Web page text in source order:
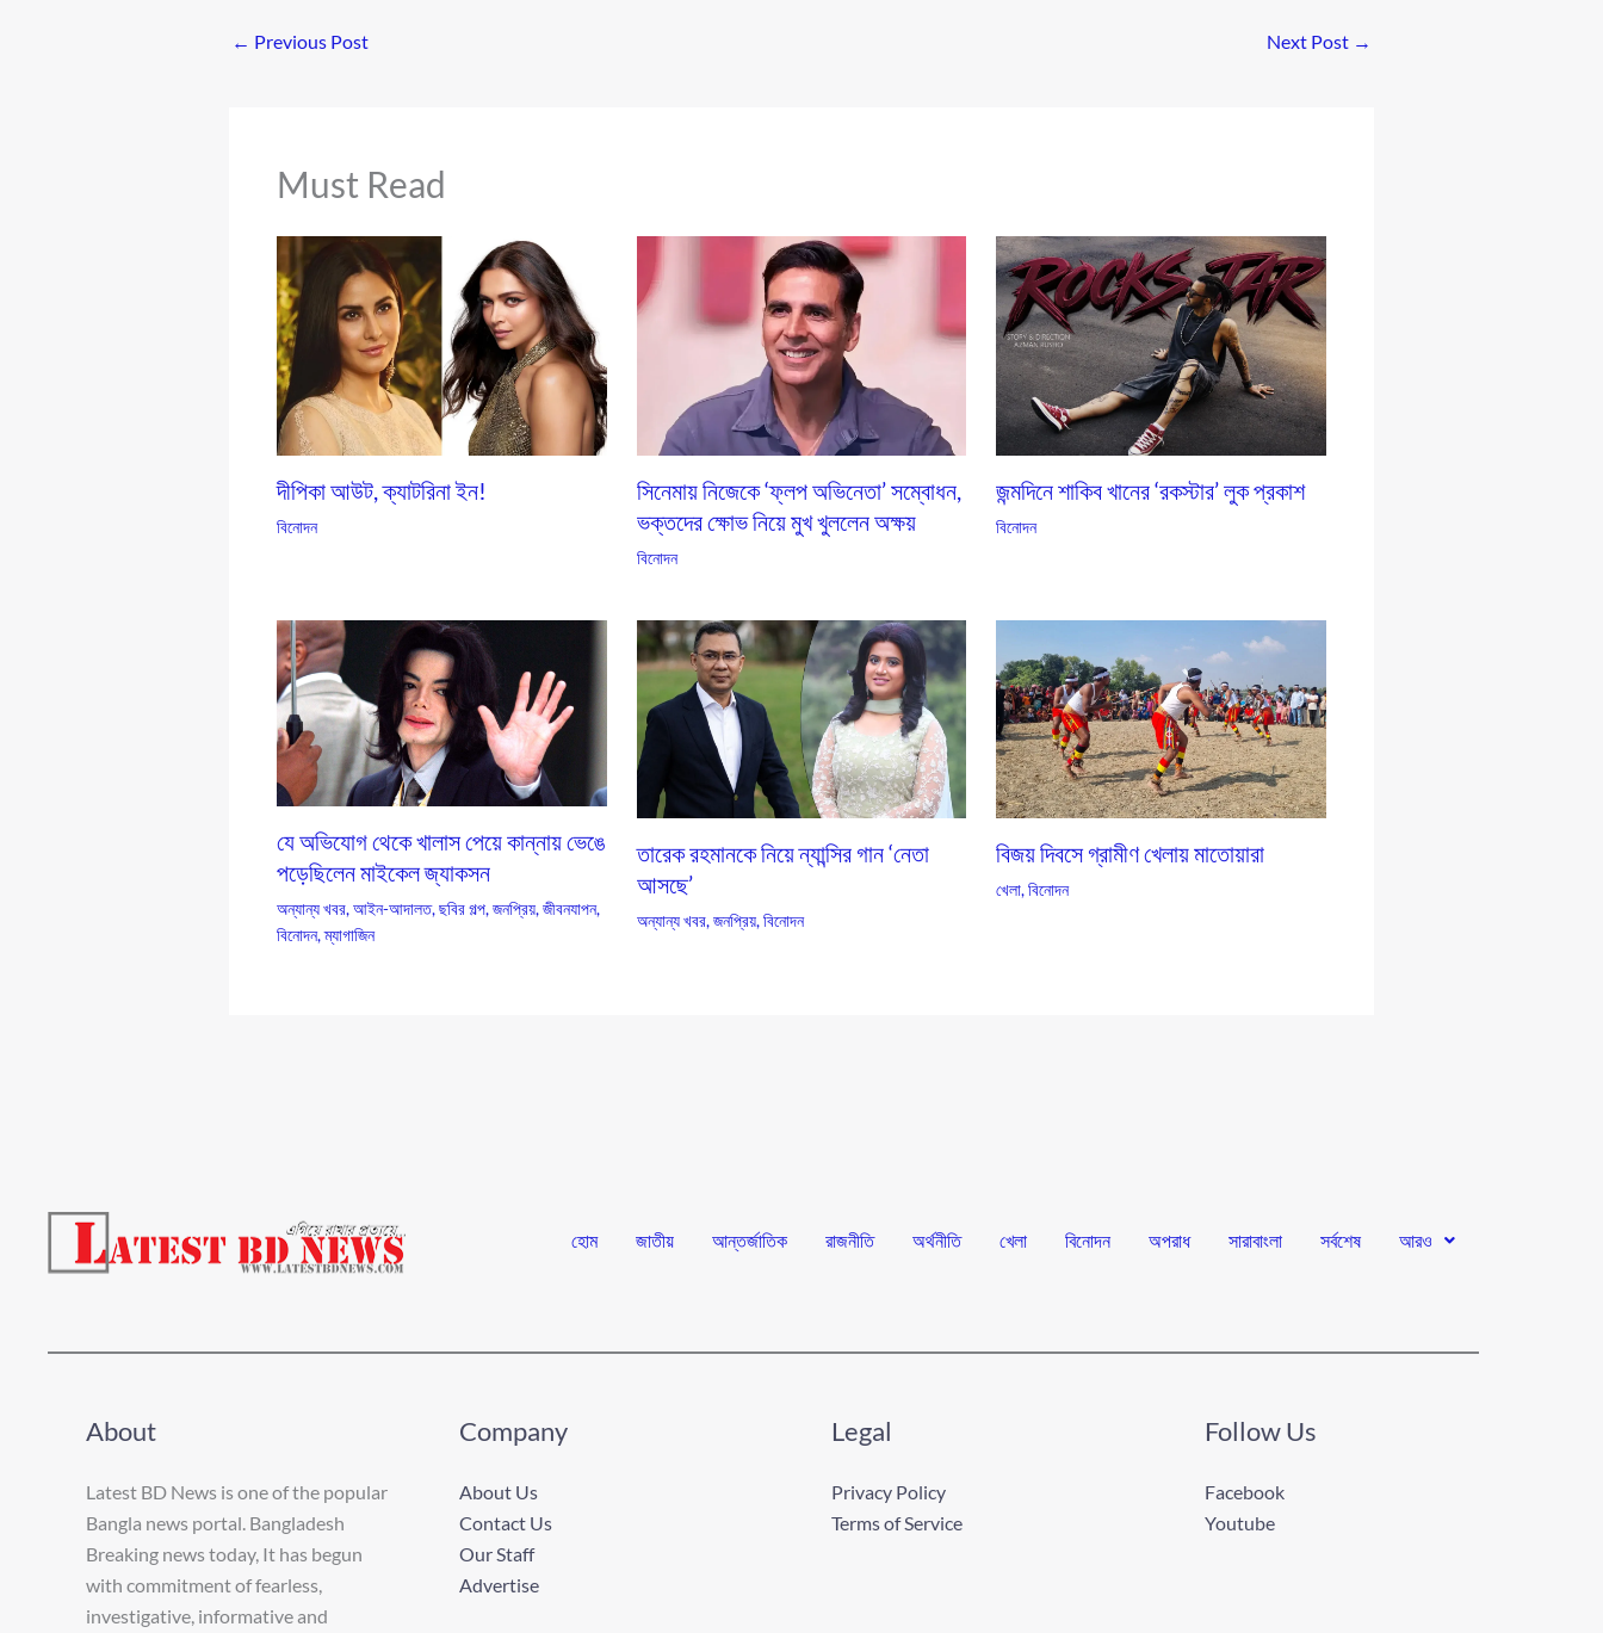
← Previous Post Next Post →
Must Read
দীপিকা আউট, ক্যাটরিনা ইন!
বিনোদন
সিনেমায় নিজেকে ‘ফ্লপ অভিনেতা’ সম্বোধন,
ভক্তদের ক্ষোভ নিয়ে মুখ খুললেন অক্ষয়
বিনোদন
জন্মদিনে শাকিব খানের ‘রকস্টার’ লুক প্রকাশ
বিনোদন
যে অভিযোগ থেকে খালাস পেয়ে কান্নায় ভেঙে
পড়েছিলেন মাইকেল জ্যাকসন
অন্যান্য খবর,আইন-আদালত,ছবির গল্প,জনপ্রিয়,জীবনযাপন,
বিনোদন,ম্যাগাজিন
তারেক রহমানকে নিয়ে ন্যান্সির গান ‘নেতা
আসছে’
অন্যান্য খবর,জনপ্রিয়,বিনোদন
বিজয় দিবসে গ্রামীণ খেলায় মাতোয়ারা
খেলা,বিনোদন
হোম জাতীয় আন্তর্জাতিক রাজনীতি অর্থনীতি খেলা বিনোদন অপরাধ সারাবাংলা সর্বশেষ আরও
About
Latest BD News is one of the popular
Bangla news portal. Bangladesh
Breaking news today, It has begun
with commitment of fearless,
investigative, informative and
Company
About Us
Contact Us
Our Staff
Advertise
Legal
Privacy Policy
Terms of Service
Follow Us
Facebook
Youtube